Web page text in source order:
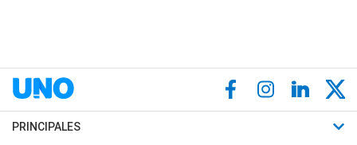
PRINCIPALES